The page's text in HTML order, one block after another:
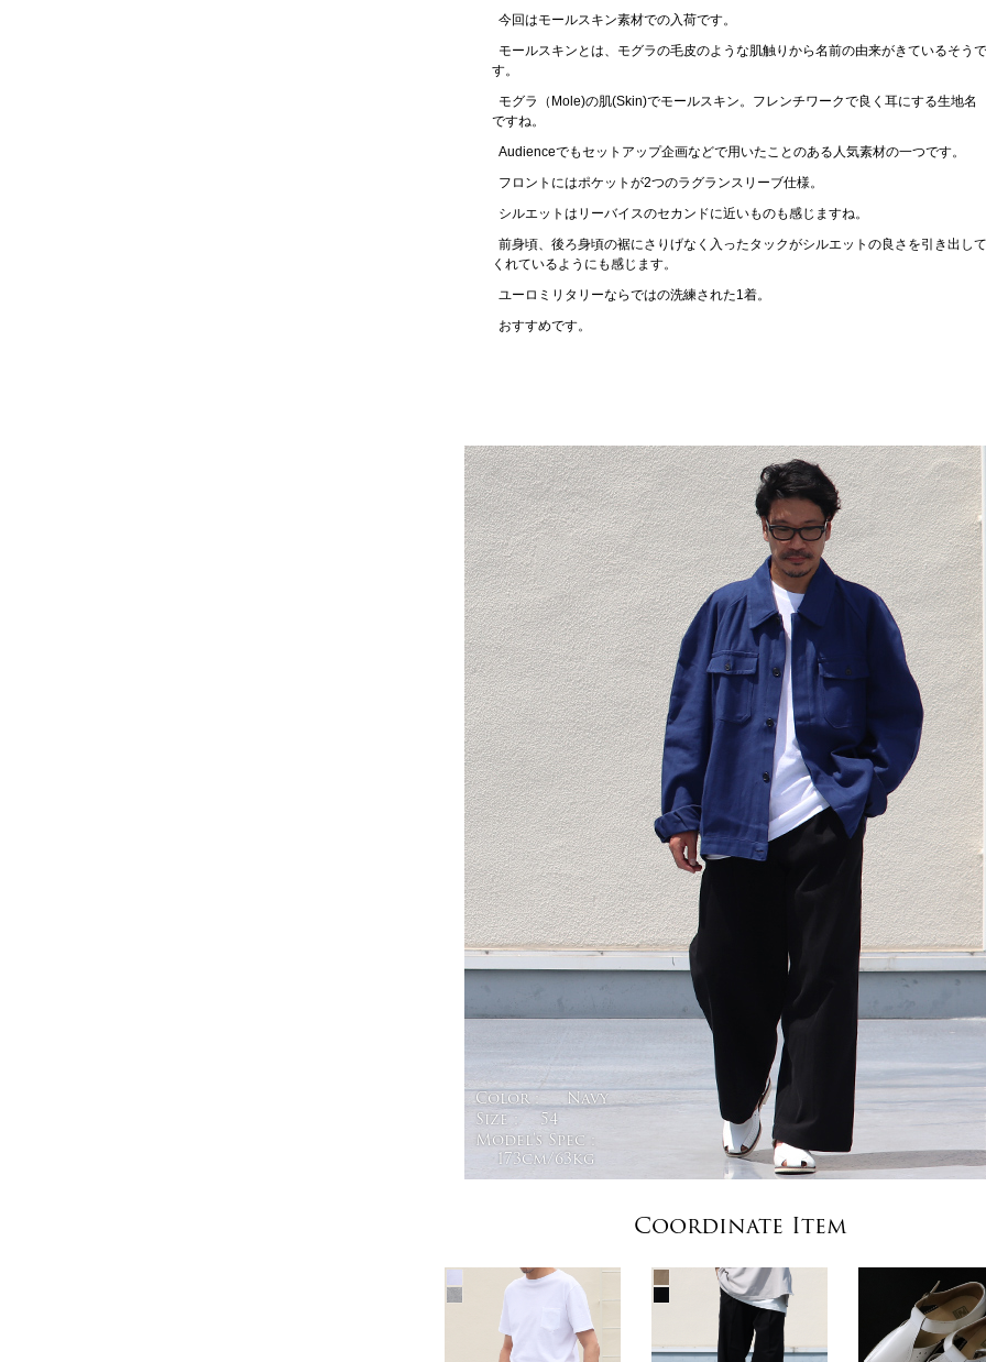
今回はモールスキン素材での入荷です。
モールスキンとは、モグラの毛皮のような肌触りから名前の由来がきているそうで
す。
モグラ（Mole)の肌(Skin)でモールスキン。フレンチワークで良く耳にする生地名
ですね。
Audienceでもセットアップ企画などで用いたことのある人気素材の一つです。
フロントにはポケットが2つのラグランスリーブ仕様。
シルエットはリーバイスのセカンドに近いものも感じますね。
前身頃、後ろ身頃の裾にさりげなく入ったタックがシルエットの良さを引き出して
くれているようにも感じます。
ユーロミリタリーならではの洗練された1着。
おすすめです。
Color :
Navy
Size :
54
Model's Spec :
173cm/63kg
Coordinate Item